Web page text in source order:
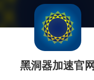
黑洞器加速官网